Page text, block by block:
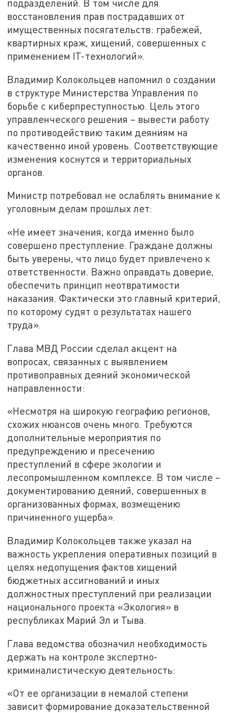
подразделений. В том числе для
восстановления прав пострадавших от
имущественных посягательств: грабежей,
квартирных краж, хищений, совершенных с
применением IT-технологий».
Владимир Колокольцев напомнил о создании
в структуре Министерства Управления по
борьбе с киберпреступностью. Цель этого
управленческого решения – вывести работу
по противодействию таким деяниям на
качественно иной уровень. Соответствующие
изменения коснутся и территориальных
органов.
Министр потребовал не ослаблять внимание к
уголовным делам прошлых лет:
«Не имеет значения, когда именно было
совершено преступление. Граждане должны
быть уверены, что лицо будет привлечено к
ответственности. Важно оправдать доверие,
обеспечить принцип неотвратимости
наказания. Фактически это главный критерий,
по которому судят о результатах нашего
труда».
Глава МВД России сделал акцент на
вопросах, связанных с выявлением
противоправных деяний экономической
направленности:
«Несмотря на широкую географию регионов,
схожих нюансов очень много. Требуются
дополнительные мероприятия по
предупреждению и пресечению
преступлений в сфере экологии и
лесопромышленном комплексе. В том числе –
документированию деяний, совершенных в
организованных формах, возмещению
причиненного ущерба».
Владимир Колокольцев также указал на
важность укрепления оперативных позиций в
целях недопущения фактов хищений
бюджетных ассигнований и иных
должностных преступлений при реализации
национального проекта «Экология» в
республиках Марий Эл и Тыва.
Глава ведомства обозначил необходимость
держать на контроле экспертно-
криминалистическую деятельность:
«От ее организации в немалой степени
зависит формирование доказательственной